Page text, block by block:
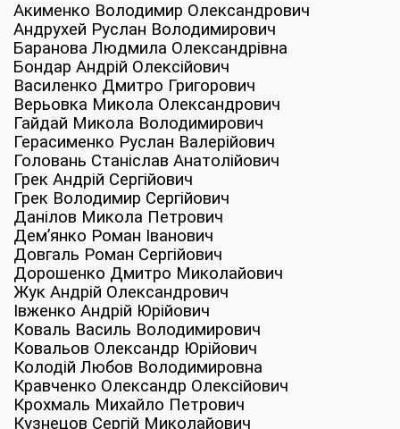
Акименко Володимир Олександрович
Андрухей Руслан Володимирович
Баранова Людмила Олександрівна
Бондар Андрій Олексійович
Василенко Дмитро Григорович
Верьовка Микола Олександрович
Гайдай Микола Володимирович
Герасименко Руслан Валерійович
Головань Станіслав Анатолійович
Грек Андрій Сергійович
Грек Володимир Сергійович
Данілов Микола Петрович
Дем’янко Роман Іванович
Довгаль Роман Сергійович
Дорошенко Дмитро Миколайович
Жук Андрій Олександрович
Івженко Андрій Юрійович
Коваль Василь Володимирович
Ковальов Олександр Юрійович
Колодій Любов Володимировна
Кравченко Олександр Олексійович
Крохмаль Михайло Петрович
Кузнецов Сергій Миколайович